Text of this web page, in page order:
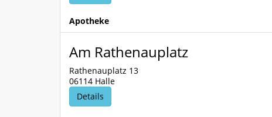
Apotheke
Am Rathenauplatz
Rathenauplatz 13
06114 Halle
Details